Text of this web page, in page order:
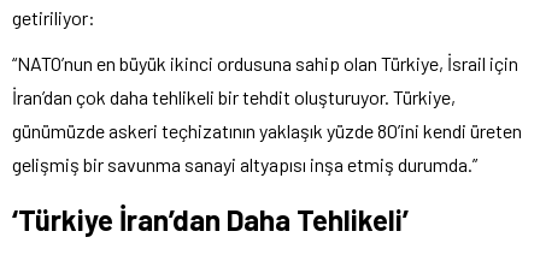
getiriliyor:
“NATO’nun en büyük ikinci ordusuna sahip olan Türkiye, İsrail için
İran’dan çok daha tehlikeli bir tehdit oluşturuyor. Türkiye,
günümüzde askeri teçhizatının yaklaşık yüzde 80’ini kendi üreten
gelişmiş bir savunma sanayi altyapısı inşa etmiş durumda.”
‘Türkiye İran’dan Daha Tehlikeli’